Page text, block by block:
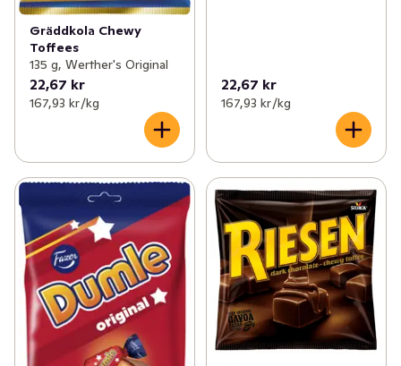
för dig och din familj. Werther's Original är så god att
varje kola är individuellt inslagen i guld. Godispåsen
innehåller 125g kolor.
Gräddkola Chewy
Toffees
135 g, Werther's Original
22,67 kr
167,93 kr /kg
22,67 kr
167,93 kr /kg